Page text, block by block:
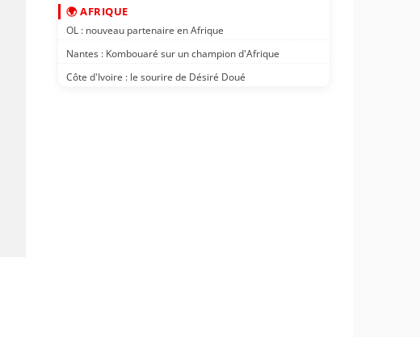
🌍 AFRIQUE
OL : nouveau partenaire en Afrique
Nantes : Kombouaré sur un champion d'Afrique
Côte d'Ivoire : le sourire de Désiré Doué